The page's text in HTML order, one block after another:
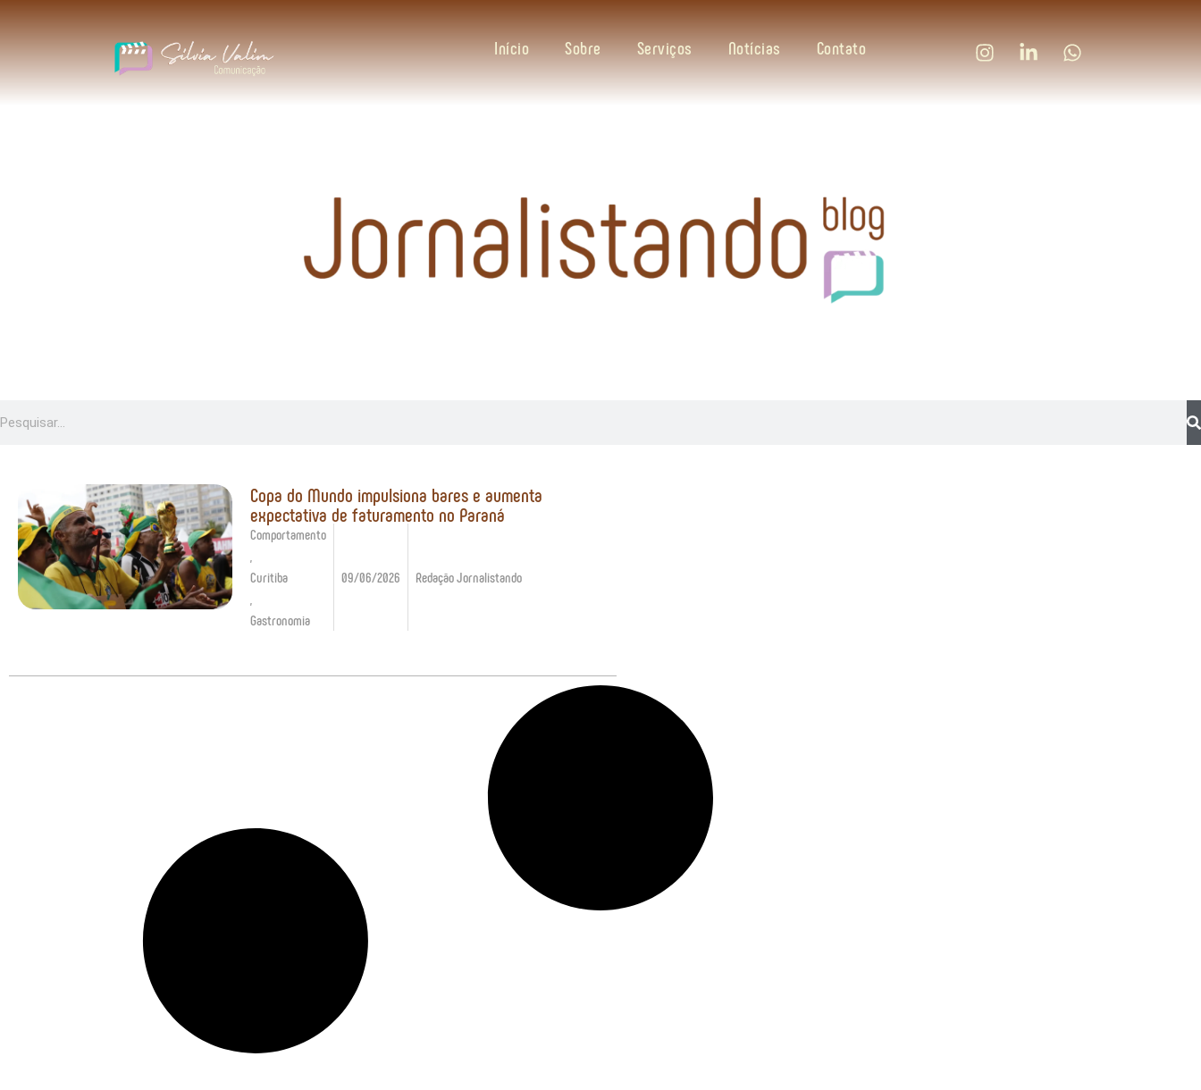
Início Sobre Serviços Notícias Contato
Copa do Mundo impulsiona bares e aumenta
expectativa de faturamento no Paraná
Comportamento
Curitiba
Gastronomia
09/06/2026 Redação Jornalistando